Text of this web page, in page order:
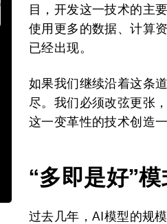
目，开发这一技术的主
使用更多的数据、计算
已经出现。
如果我们继续沿着这条
尽。我们必须改弦更张
这一变革性的技术创造
“多即是好”
过去几年，AI模型的规